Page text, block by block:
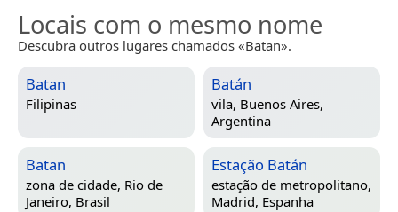
Locais com o mesmo nome
Descubra outros lugares chamados «Batan».
Batan
Filipinas
Batán
vila, Buenos Aires,
Argentina
Batan
zona de cidade, Rio de
Janeiro, Brasil
Estação Batán
estação de metropolitano,
Madrid, Espanha